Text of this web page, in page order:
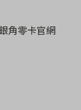
角零卡官網